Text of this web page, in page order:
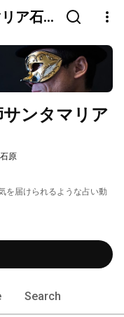
ア石
ンタマリア
原
を届けられるような占い動
Search